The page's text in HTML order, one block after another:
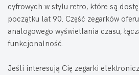
cyfrowych w stylu retro, które są
początku lat 90. Część zegarków
analogowego wyświetlania czasu,
funkcjonalność.
Jeśli interesują Cię zegarki